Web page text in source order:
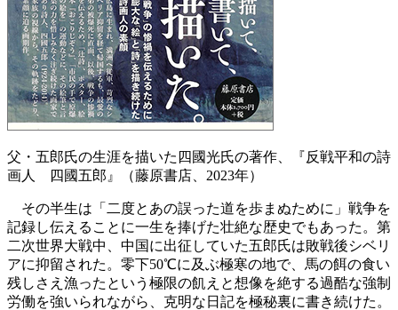
父・五郎氏の生涯を描いた四國光氏の著作、『反戦平和の詩
画人 四國五郎』（藤原書店、2023年）
その半生は「二度とあの誤った道を歩まぬために」戦争を
記録し伝えることに一生を捧げた壮絶な歴史でもあった。第
二次世界大戦中、中国に出征していた五郎氏は敗戦後シベリ
アに抑留された。零下50℃に及ぶ極寒の地で、馬の餌の食い
残しさえ漁ったという極限の飢えと想像を絶する過酷な強制
労働を強いられながら、克明な日記を極秘裏に書き続けた。